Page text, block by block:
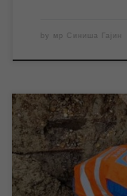
by мр Синиша Гајин
Након завршетка
ЈКП „Водовод и
замени водоводне